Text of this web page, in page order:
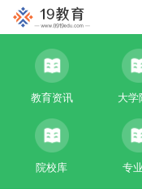
教育资讯 大学
院校库 专